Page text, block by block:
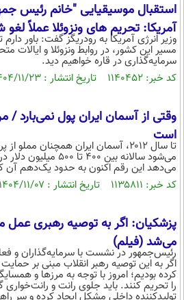
استقبال موسیقیایی "خانم رئیس
آمریکا: تحریم های ونزوئلا عملاً لغو
وزیر انرژی آمریکا به رودریگز گفت: باور
مسیر این کشور، در روابط ونزوئلا و ایالات
سرمایه‌گذاری در قاره خواهیم دید.
کد خبر: ۱۱۴۰۴۵۲ تاریخ انتشار : ۱۴۰۴/۱۱/۲۳
وقتی از آسمان ایران پول نمی‌بارد /
است
تا سال ۲۰۱۲، آسمان ایران همچنان
می‌شود سالانه بین ۴۰۰
می‌دهد این رقم اکنون به حدود یک‌دهم
کد خبر: ۱۱۳۵۸۱۱ تاریخ انتشار : ۱۴۰۴/۱۱/۰۷
پزشکیان: اگر به توصیه رهبری عمل
می‌شد (فیلم)
رئیس‌جمهور در نشست با سرمایه‌گذاران و
اگر به این توصیه رهبر انقلاب مبنی بر
کرده بودیم؛ امروز با توجه به مرز‌ها و
را تحریم کنند. باید جلوی رانت و رانت‌خواری